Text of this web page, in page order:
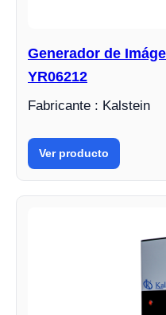
Generador de
YR06212
Fabricante : Kalstein
Ver producto